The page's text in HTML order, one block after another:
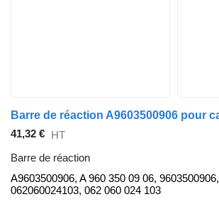
41,32 € HT
Barre de réaction
A9603500906, A 960 350 09 06, 9603500906,
062060024103, 062 060 024 103